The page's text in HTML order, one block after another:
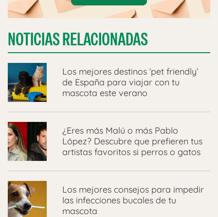
NOTICIAS RELACIONADAS
Los mejores destinos ‘pet friendly’
de España para viajar con tu
mascota este verano
¿Eres más Malú o más Pablo
López? Descubre que prefieren tus
artistas favoritos si perros o gatos
Los mejores consejos para impedir
las infecciones bucales de tu
mascota